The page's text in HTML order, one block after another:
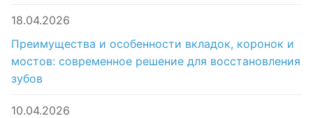
18.04.2026
Преимущества и особенности вкладок, коронок и
мостов: современное решение для восстановления
зубов
10.04.2026